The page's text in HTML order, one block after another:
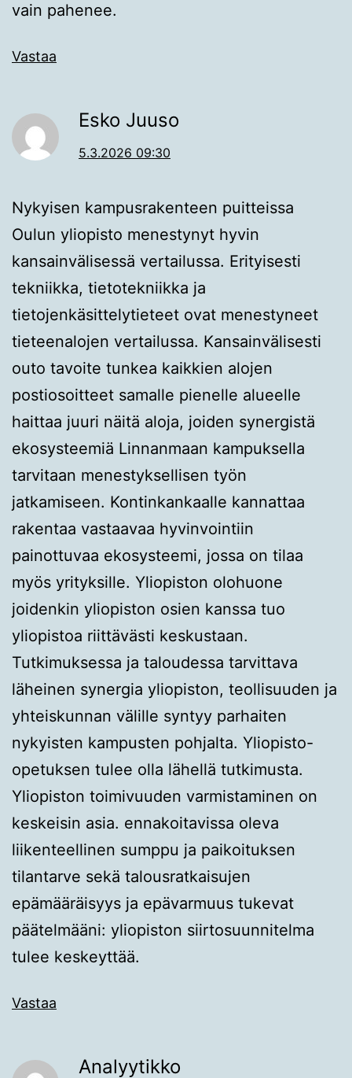
vain pahenee.
Vastaa
Esko Juuso
5.3.2026 09:30
Nykyisen kampusrakenteen puitteissa
Oulun yliopisto menestynyt hyvin
kansainvälisessä vertailussa. Erityisesti
tekniikka, tietotekniikka ja
tietojenkäsittelytieteet ovat menestyneet
tieteenalojen vertailussa. Kansainvälisesti
outo tavoite tunkea kaikkien alojen
postiosoitteet samalle pienelle alueelle
haittaa juuri näitä aloja, joiden synergistä
ekosysteemiä Linnanmaan kampuksella
tarvitaan menestyksellisen työn
jatkamiseen. Kontinkankaalle kannattaa
rakentaa vastaavaa hyvinvointiin
painottuvaa ekosysteemi, jossa on tilaa
myös yrityksille. Yliopiston olohuone
joidenkin yliopiston osien kanssa tuo
yliopistoa riittävästi keskustaan.
Tutkimuksessa ja taloudessa tarvittava
läheinen synergia yliopiston, teollisuuden ja
yhteiskunnan välille syntyy parhaiten
nykyisten kampusten pohjalta. Yliopisto-
opetuksen tulee olla lähellä tutkimusta.
Yliopiston toimivuuden varmistaminen on
keskeisin asia. ennakoitavissa oleva
liikenteellinen sumppu ja paikoituksen
tilantarve sekä talousratkaisujen
epämääräisyys ja epävarmuus tukevat
päätelmääni: yliopiston siirtosuunnitelma
tulee keskeyttää.
Vastaa
Analyytikko